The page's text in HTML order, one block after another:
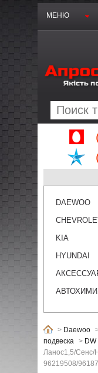
МЕНЮ
DAEWOO
KIA
HYUNDAI
> Daewoo
подвеска >
Ланос1,5/Сенс/
96219508/